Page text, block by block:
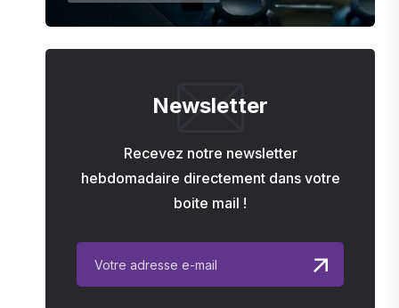
Newsletter
Recevez notre newsletter
hebdomadaire directement dans votre
boite mail !